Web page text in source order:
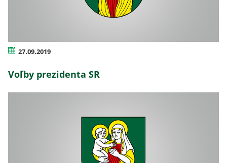
27.09.2019
Voľby prezidenta SR